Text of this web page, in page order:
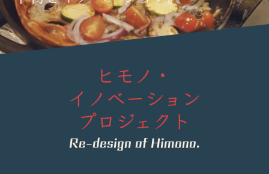
ヒモノ・
イノベーション
プロジェクト
Re-design of Himono.